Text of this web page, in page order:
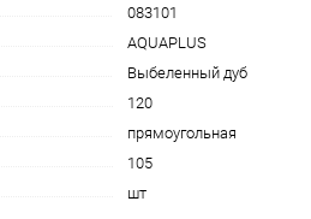
083101
AQUAPLUS
Выбеленный дуб
120
прямоугольная
105
шт